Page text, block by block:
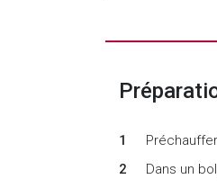
Dans un